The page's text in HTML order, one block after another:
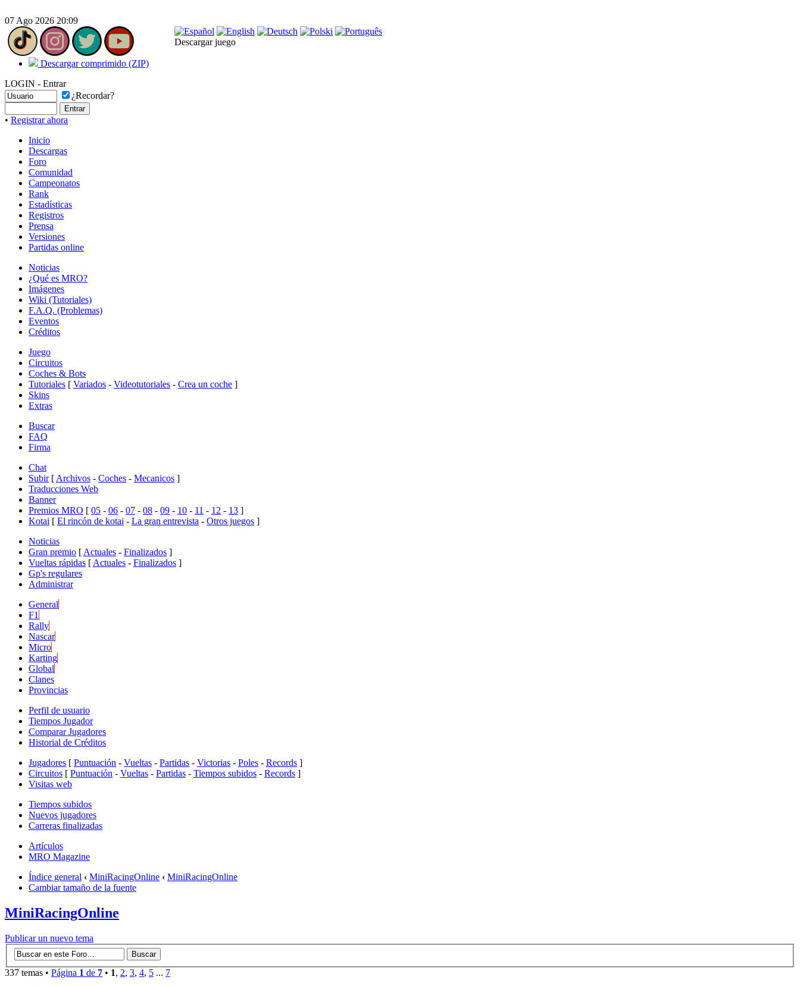
07 Ago 2026 20:09
Descargar juego
Descargar comprimido (ZIP)
LOGIN - Entrar
¿Recordar?
• Registrar ahora
Inicio
Descargas
Foro
Comunidad
Campeonatos
Rank
Estadísticas
Registros
Prensa
Versiones
Partidas online
Noticias
¿Qué es MRO?
Imágenes
Wiki (Tutoriales)
F.A.Q. (Problemas)
Eventos
Créditos
Juego
Circuitos
Coches & Bots
Tutoriales [ Variados - Videotutoriales - Crea un coche ]
Skins
Extras
Buscar
FAQ
Firma
Chat
Subir [ Archivos - Coches - Mecanicos ]
Traducciones Web
Banner
Premios MRO [ 05 - 06 - 07 - 08 - 09 - 10 - 11 - 12 - 13 ]
Kotai [ El rincón de kotai - La gran entrevista - Otros juegos ]
Noticias
Gran premio [ Actuales - Finalizados ]
Vueltas rápidas [ Actuales - Finalizados ]
Gp's regulares
Administrar
General
F1
Rally
Nascar
Micro
Karting
Global
Clanes
Provincias
Perfil de usuario
Tiempos Jugador
Comparar Jugadores
Historial de Créditos
Jugadores [ Puntuación - Vueltas - Partidas - Victorias - Poles - Records ]
Circuitos [ Puntuación - Vueltas - Partidas - Tiempos subidos - Records ]
Visitas web
Tiempos subidos
Nuevos jugadores
Carreras finalizadas
Artículos
MRO Magazine
Índice general ‹ MiniRacingOnline ‹ MiniRacingOnline
Cambiar tamaño de la fuente
MiniRacingOnline
Publicar un nuevo tema
337 temas • Página 1 de 7 • 1, 2, 3, 4, 5 ... 7